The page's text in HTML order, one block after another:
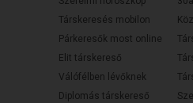
Társkeresés mobilon
Párkeresők most online
Elit társkereső
Válófélben lévőknek
Diplomás társkereső